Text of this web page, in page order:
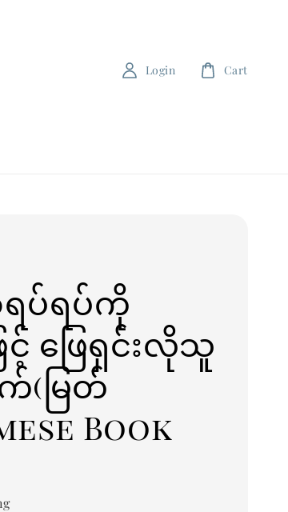
Login Cart
ပ်ရပ်ကို
င့် ဖြေရှင်းလိုသူ
(မြတ်
Book